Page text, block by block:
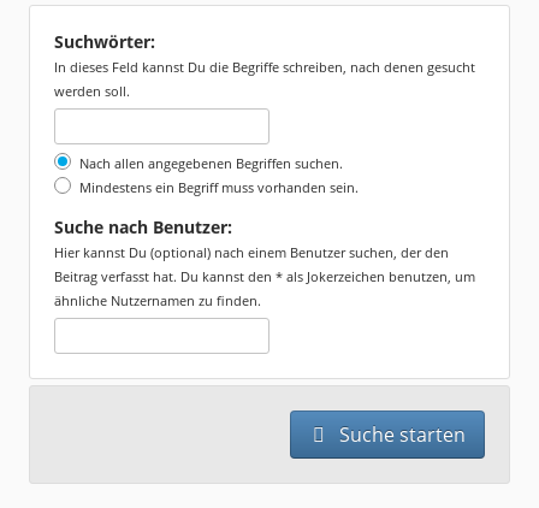
Suchwörter:
In dieses Feld kannst Du die Begriffe schreiben, nach denen gesucht
werden soll.
Nach allen angegebenen Begriffen suchen.
Mindestens ein Begriff muss vorhanden sein.
Suche nach Benutzer:
Hier kannst Du (optional) nach einem Benutzer suchen, der den
Beitrag verfasst hat. Du kannst den * als Jokerzeichen benutzen, um
ähnliche Nutzernamen zu finden.
Suche starten